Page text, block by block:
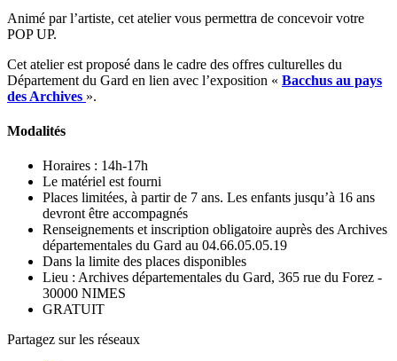
Animé par l’artiste, cet atelier vous permettra de concevoir votre
POP UP.
Cet atelier est proposé dans le cadre des offres culturelles du
Département du Gard en lien avec l’exposition « Bacchus au pays
des Archives ».
Modalités
Horaires : 14h-17h
Le matériel est fourni
Places limitées, à partir de 7 ans. Les enfants jusqu’à 16 ans
devront être accompagnés
Renseignements et inscription obligatoire auprès des Archives
départementales du Gard au 04.66.05.05.19
Dans la limite des places disponibles
Lieu : Archives départementales du Gard, 365 rue du Forez -
30000 NIMES
GRATUIT
Partagez sur les réseaux